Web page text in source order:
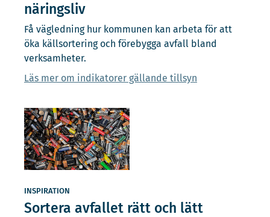
näringsliv
Få vägledning hur kommunen kan arbeta för att
öka källsortering och förebygga avfall bland
verksamheter.
Läs mer om indikatorer gällande tillsyn
INSPIRATION
Sortera avfallet rätt och lätt